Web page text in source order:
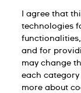
I agree that
technologies
and for
may change
each
more about